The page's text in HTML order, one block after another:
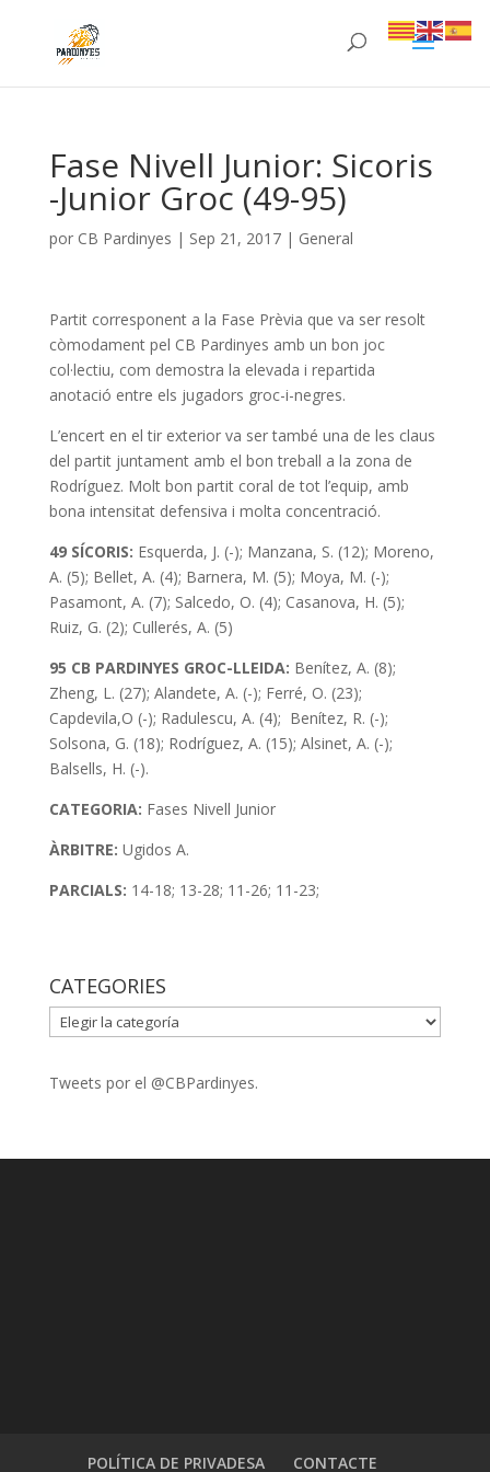
Fase Nivell Junior: Sicoris
-Junior Groc (49-95)
por CB Pardinyes | Sep 21, 2017| General
Partit corresponent a la Fase Prèvia que va ser resolt
còmodament pel CB Pardinyes amb un bon joc
col·lectiu, com demostra la elevada i repartida
anotació entre els jugadors groc-i-negres.
L’encert en el tir exterior va ser també una de les claus
del partit juntament amb el bon treball a la zona de
Rodríguez. Molt bon partit coral de tot l’equip, amb
bona intensitat defensiva i molta concentració.
49 SÍCORIS: Esquerda, J. (-); Manzana, S. (12); Moreno,
A. (5); Bellet, A. (4); Barnera, M. (5); Moya, M. (-);
Pasamont, A. (7); Salcedo, O. (4); Casanova, H. (5);
Ruiz, G. (2); Cullerés, A. (5)
95 CB PARDINYES GROC-LLEIDA: Benítez, A. (8);
Zheng, L. (27); Alandete, A. (-); Ferré, O. (23);
Capdevila,O (-); Radulescu, A. (4); Benítez, R. (-);
Solsona, G. (18); Rodríguez, A. (15); Alsinet, A. (-);
Balsells, H. (-).
CATEGORIA: Fases Nivell Junior
ÀRBITRE: Ugidos A.
PARCIALS: 14-18; 13-28; 11-26; 11-23;
CATEGORIES
CATEGORIES
Tweets por el @CBPardinyes.
POLÍTICA DE PRIVADESA CONTACTE